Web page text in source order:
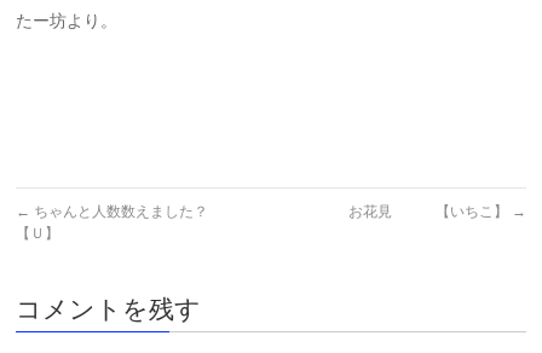
たー坊より。
← ちゃんと人数数えました？
【Ｕ】
お花見 【いちこ】 →
コメントを残す